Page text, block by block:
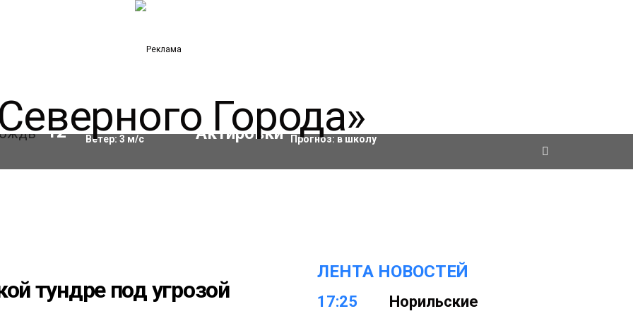
12°C Влажность:93%
Ветер: 3 м/с
Актировки
Прогноз: в школу
тундре под угрозой
ЛЕНТА НОВОСТЕЙ
17:25
Норильские